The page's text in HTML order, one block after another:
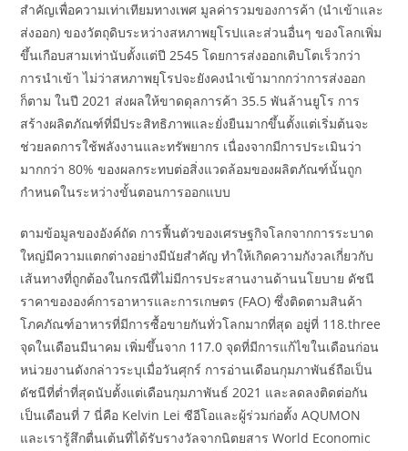
สำคัญเพื่อความเท่าเทียมทางเพศ มูลค่ารวมของการค้า (นำเข้าและ
ส่งออก) ของวัตถุดิบระหว่างสหภาพยุโรปและส่วนอื่นๆ ของโลกเพิ่ม
ขึ้นเกือบสามเท่านับตั้งแต่ปี 2545 โดยการส่งออกเติบโตเร็วกว่า
การนำเข้า ไม่ว่าสหภาพยุโรปจะยังคงนำเข้ามากกว่าการส่งออก
ก็ตาม ในปี 2021 ส่งผลให้ขาดดุลการค้า 35.5 พันล้านยูโร การ
สร้างผลิตภัณฑ์ที่มีประสิทธิภาพและยั่งยืนมากขึ้นตั้งแต่เริ่มต้นจะ
ช่วยลดการใช้พลังงานและทรัพยากร เนื่องจากมีการประเมินว่า
มากกว่า 80% ของผลกระทบต่อสิ่งแวดล้อมของผลิตภัณฑ์นั้นถูก
กำหนดในระหว่างขั้นตอนการออกแบบ
ตามข้อมูลของอังค์ถัด การฟื้นตัวของเศรษฐกิจโลกจากการระบาด
ใหญ่มีความแตกต่างอย่างมีนัยสำคัญ ทำให้เกิดความกังวลเกี่ยวกับ
เส้นทางที่ถูกต้องในกรณีที่ไม่มีการประสานงานด้านนโยบาย ดัชนี
ราคาขององค์การอาหารและการเกษตร (FAO) ซึ่งติดตามสินค้า
โภคภัณฑ์อาหารที่มีการซื้อขายกันทั่วโลกมากที่สุด อยู่ที่ 118.three
จุดในเดือนมีนาคม เพิ่มขึ้นจาก 117.0 จุดที่มีการแก้ไขในเดือนก่อน
หน่วยงานดังกล่าวระบุเมื่อวันศุกร์ การอ่านเดือนกุมภาพันธ์ถือเป็น
ดัชนีที่ต่ำที่สุดนับตั้งแต่เดือนกุมภาพันธ์ 2021 และลดลงติดต่อกัน
เป็นเดือนที่ 7 นี่คือ Kelvin Lei ซีอีโอและผู้ร่วมก่อตั้ง AQUMON
และเรารู้สึกตื่นเต้นที่ได้รับรางวัลจากนิตยสาร World Economic